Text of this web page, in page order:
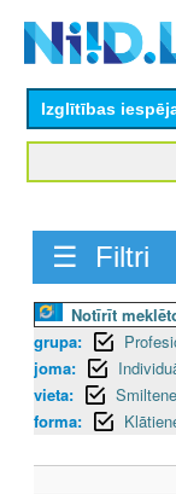
Izglītības
☰ Filtri
Notīrīt
grupa:
joma:
vieta:
forma: